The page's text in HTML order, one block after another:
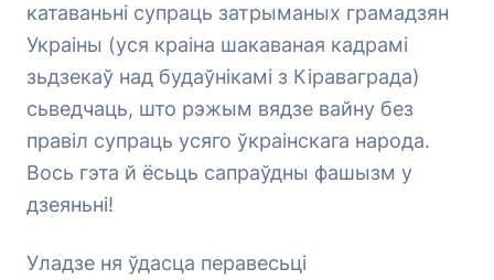
катаваньні супраць затрыманых грамадзян
Украіны (уся краіна шакаваная кадрамі
зьдзекаў над будаўнікамі з Кіраваграда)
сьведчаць, што рэжым вядзе вайну без
правіл супраць усяго ўкраінскага народа.
Вось гэта й ёсьць сапраўдны фашызм у
дзеяньні!
Уладзе ня ўдасца перавесьці